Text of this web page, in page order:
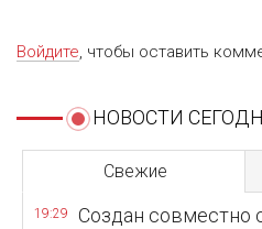
Войдите, чтобы оставить
НОВОСТИ
Свежие
19:29
Создан совместно